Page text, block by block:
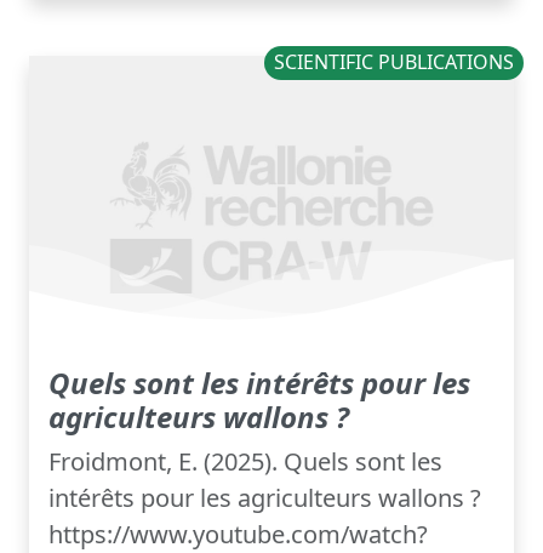
SCIENTIFIC PUBLICATIONS
Quels sont les intérêts pour les
agriculteurs wallons ?
Froidmont, E. (2025). Quels sont les
intérêts pour les agriculteurs wallons ?
https://www.youtube.com/watch?